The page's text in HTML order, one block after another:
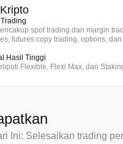
spot trading dan margin
futures copy trading, options,
Hasil Tinggi
Flexible, Flexi Max, dan
Ini: Selesaikan trading